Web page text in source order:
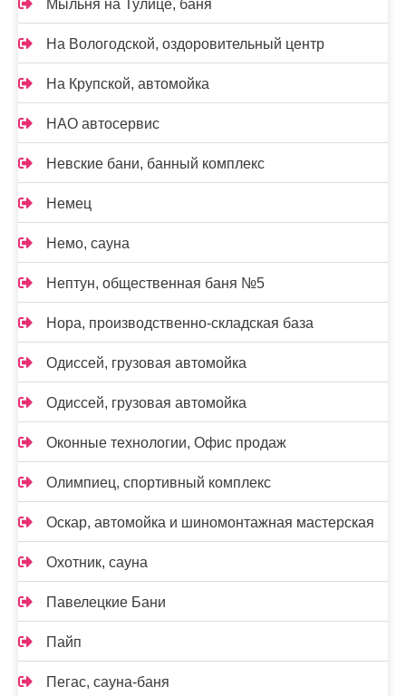
Мыльня на Тулице, баня
На Вологодской, оздоровительный центр
На Крупской, автомойка
НАО автосервис
Невские бани, банный комплекс
Немец
Немо, сауна
Нептун, общественная баня №5
Нора, производственно-складская база
Одиссей, грузовая автомойка
Одиссей, грузовая автомойка
Оконные технологии, Офис продаж
Олимпиец, спортивный комплекс
Оскар, автомойка и шиномонтажная мастерская
Охотник, сауна
Павелецкие Бани
Пайп
Пегас, сауна-баня